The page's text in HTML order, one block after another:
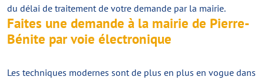
du délai de traitement de votre demande par la mairie.
Faites une demande à la mairie de Pierre-
Bénite par voie électronique
Les techniques modernes sont de plus en plus en vogue dans